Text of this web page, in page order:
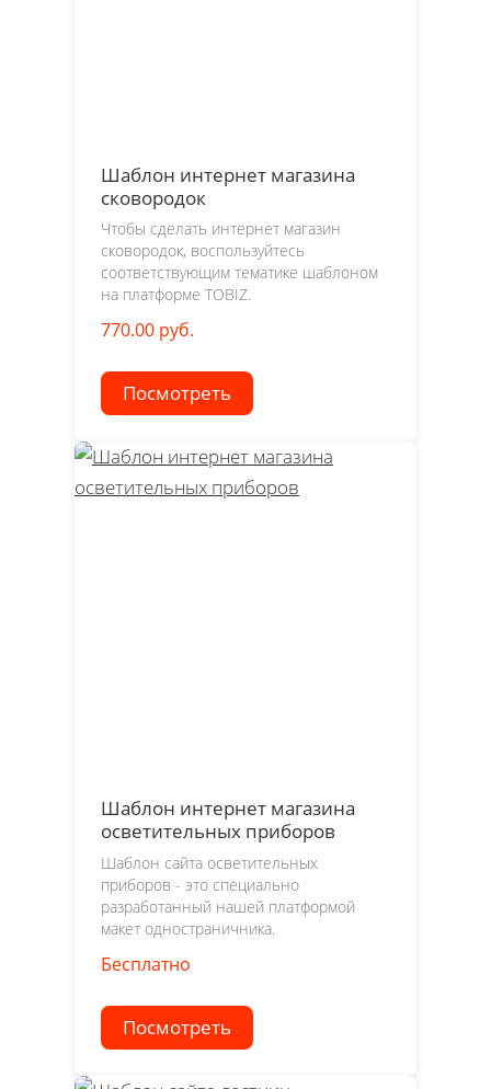
Шаблон интернет магазина
сковородок
Чтобы сделать интернет магазин
сковородок, воспользуйтесь
соответствующим тематике шаблоном
на платформе TOBIZ.
770.00 руб.
Посмотреть
Шаблон интернет магазина
осветительных приборов
Шаблон сайта осветительных
приборов - это специально
разработанный нашей платформой
макет одностраничника.
Бесплатно
Посмотреть